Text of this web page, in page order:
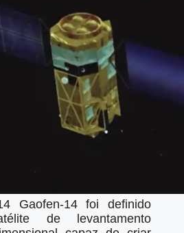
Gaofen-14 foi definido
de levantamento